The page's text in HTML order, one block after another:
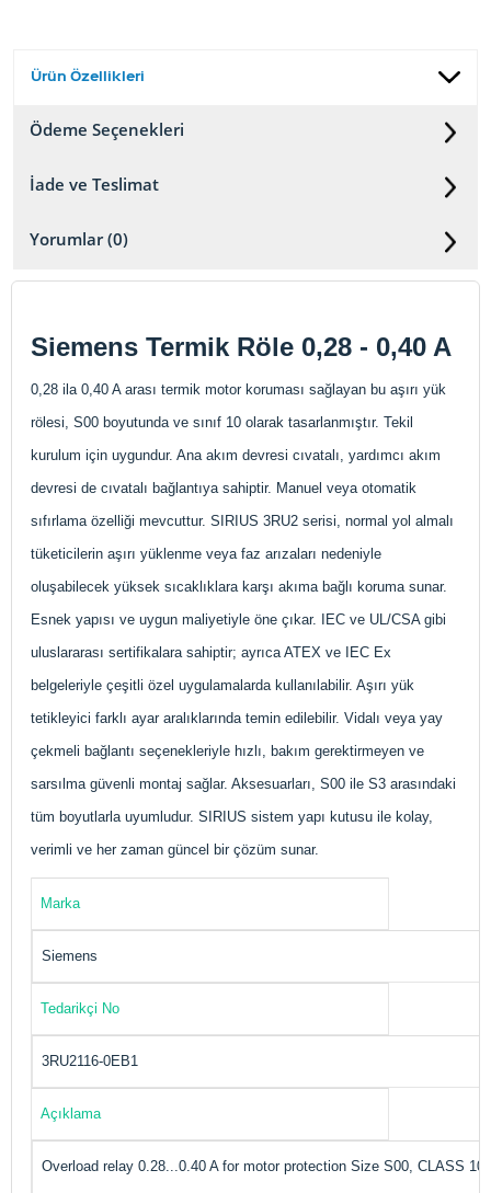
Ürün Özellikleri
Ödeme Seçenekleri
İade ve Teslimat
Yorumlar (0)
Siemens Termik Röle 0,28 - 0,40 A
0,28 ila 0,40 A arası termik motor koruması sağlayan bu aşırı yük
rölesi, S00 boyutunda ve sınıf 10 olarak tasarlanmıştır. Tekil
kurulum için uygundur. Ana akım devresi cıvatalı, yardımcı akım
devresi de cıvatalı bağlantıya sahiptir. Manuel veya otomatik
sıfırlama özelliği mevcuttur. SIRIUS 3RU2 serisi, normal yol almalı
tüketicilerin aşırı yüklenme veya faz arızaları nedeniyle
oluşabilecek yüksek sıcaklıklara karşı akıma bağlı koruma sunar.
Esnek yapısı ve uygun maliyetiyle öne çıkar. IEC ve UL/CSA gibi
uluslararası sertifikalara sahiptir; ayrıca ATEX ve IEC Ex
belgeleriyle çeşitli özel uygulamalarda kullanılabilir. Aşırı yük
tetikleyici farklı ayar aralıklarında temin edilebilir. Vidalı veya yay
çekmeli bağlantı seçenekleriyle hızlı, bakım gerektirmeyen ve
sarsılma güvenli montaj sağlar. Aksesuarları, S00 ile S3 arasındaki
tüm boyutlarla uyumludur. SIRIUS sistem yapı kutusu ile kolay,
verimli ve her zaman güncel bir çözüm sunar.
Marka
Siemens
Tedarikçi No
3RU2116-0EB1
Açıklama
Overload relay 0.28...0.40 A for motor protection Size S00, CLASS 10